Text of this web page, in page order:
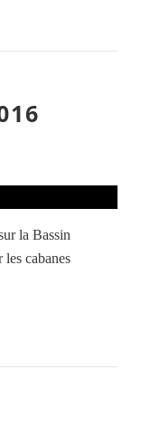
la Bassin
cabanes